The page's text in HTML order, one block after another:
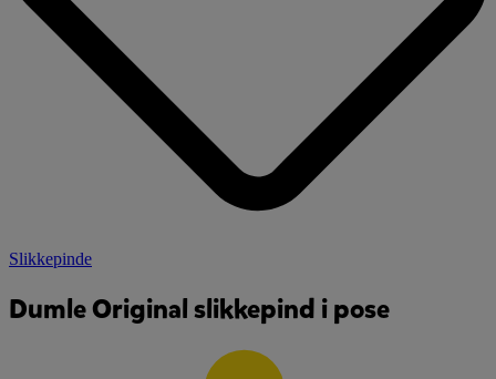
Slikkepinde
Dumle Original slikkepind i pose